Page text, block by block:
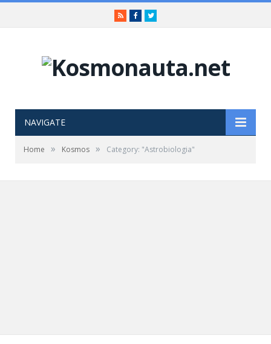
RSSFacebookTwitter
NAVIGATE
Home » Kosmos » Category: "Astrobiologia"